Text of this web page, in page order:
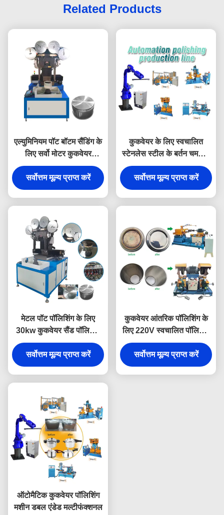
Related Products
एल्युमिनियम पॉट बॉटम सैंडिंग के
लिए सर्वो मोटर कुकवेयर
पॉलिशिंग मशीन
सर्वोत्तम मूल्य प्राप्त करें
कुकवेयर के लिए स्वचालित
स्टेनलेस स्टील के बर्तन चमकाने
की मशीन
सर्वोत्तम मूल्य प्राप्त करें
मेटल पॉट पॉलिशिंग के लिए
30kw कुकवेयर सैंड पॉलिशिंग
मशीन
सर्वोत्तम मूल्य प्राप्त करें
कुकवेयर आंतरिक पॉलिशिंग के
लिए 220V स्वचालित पॉलिशिंग
मशीन
सर्वोत्तम मूल्य प्राप्त करें
ऑटोमैटिक कुकवेयर पॉलिशिंग
मशीन डबल एंडेड मल्टीफंक्शनल